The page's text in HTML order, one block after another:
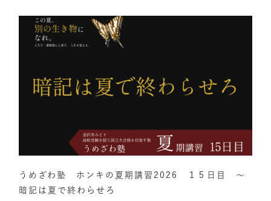
うめざわ塾 ホンキの夏期講習2026 １５日目 ～
暗記は夏で終わらせろ